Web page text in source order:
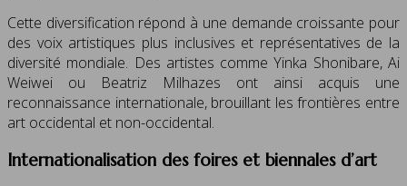
Cette diversification répond à une demande croissante pour
des voix artistiques plus inclusives et représentatives de la
diversité mondiale. Des artistes comme Yinka Shonibare, Ai
Weiwei ou Beatriz Milhazes ont ainsi acquis une
reconnaissance internationale, brouillant les frontières entre
art occidental et non-occidental.
Internationalisation des foires et biennales d’art